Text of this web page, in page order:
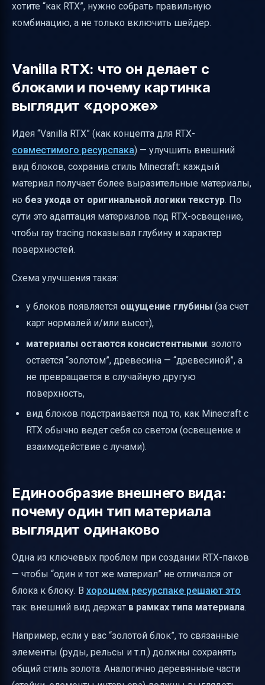
хотите “как RTX”, нужно собрать правильную
комбинацию, а не только включить шейдер.
Vanilla RTX: что он делает с
блоками и почему картинка
выглядит «дороже»
Идея “Vanilla RTX” (как концепта для RTX-
совместимого ресурспака) — улучшить внешний
вид блоков, сохранив стиль Minecraft: каждый
материал получает более выразительные материалы,
но без ухода от оригинальной логики текстур. По
сути это адаптация материалов под RTX-освещение,
чтобы ray tracing показывал глубину и характер
поверхностей.
Схема улучшения такая:
у блоков появляется ощущение глубины (за счет
карт нормалей и/или высот),
материалы остаются консистентными: золото
остается “золотом”, древесина — “древесиной”, а
не превращается в случайную другую
поверхность,
вид блоков подстраивается под то, как Minecraft с
RTX обычно ведет себя со светом (освещение и
взаимодействие с лучами).
Единообразие внешнего вида:
почему один тип материала
выглядит одинаково
Одна из ключевых проблем при создании RTX-паков
— чтобы “один и тот же материал” не отличался от
блока к блоку. В хорошем ресурспаке решают это
так: внешний вид держат в рамках типа материала.
Например, если у вас “золотой блок”, то связанные
элементы (руды, рельсы и т.п.) должны сохранять
общий стиль золота. Аналогично деревянные части